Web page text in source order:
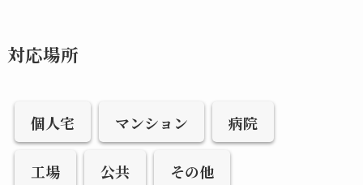
対応場所
個人宅 マンション 病院
工場 公共 その他